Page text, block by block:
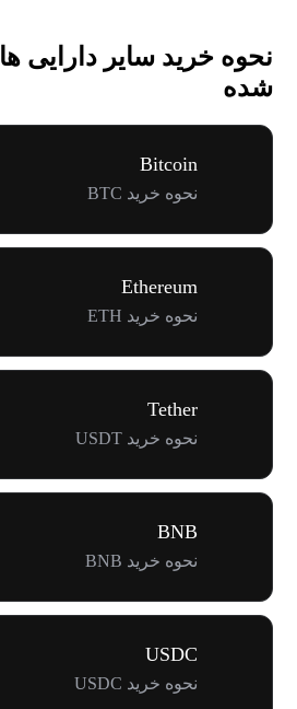
نحوه خرید سایر دارایی
شده
Bitcoin
نحوه خرید BTC
Ethereum
نحوه خرید ETH
Tether
نحوه خرید USDT
BNB
نحوه خرید BNB
USDC
نحوه خرید USDC